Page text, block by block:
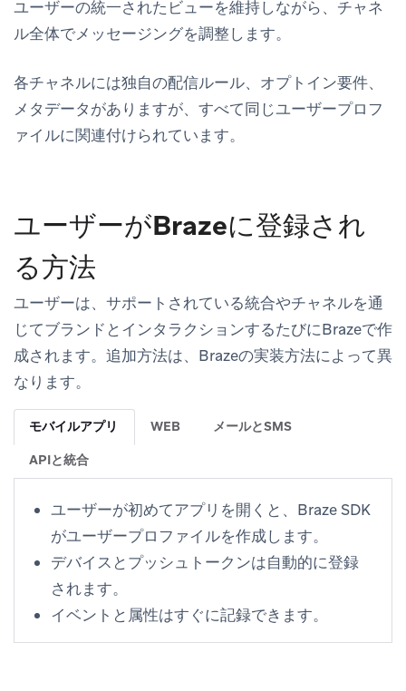
ユーザーの統一されたビューを維持しながら、チャネ
ル全体でメッセージングを調整します。
各チャネルには独自の配信ルール、オプトイン要件、
メタデータがありますが、すべて同じユーザープロフ
ァイルに関連付けられています。
ユーザーがBrazeに登録され
る方法
ユーザーは、サポートされている統合やチャネルを通
じてブランドとインタラクションするたびにBrazeで作
成されます。追加方法は、Brazeの実装方法によって異
なります。
モバイルアプリ WEB メールとSMS
APIと統合
ユーザーが初めてアプリを開くと、Braze SDK
がユーザープロファイルを作成します。
デバイスとプッシュトークンは自動的に登録
されます。
イベントと属性はすぐに記録できます。